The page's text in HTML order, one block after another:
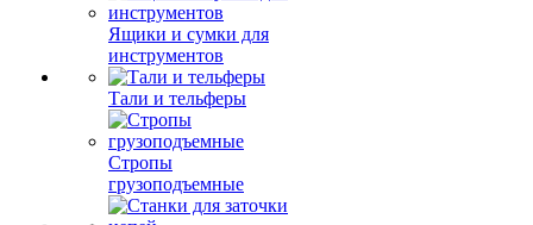
Ящики и сумки для
инструментов
Тали и тельферы
Стропы
грузоподъемные